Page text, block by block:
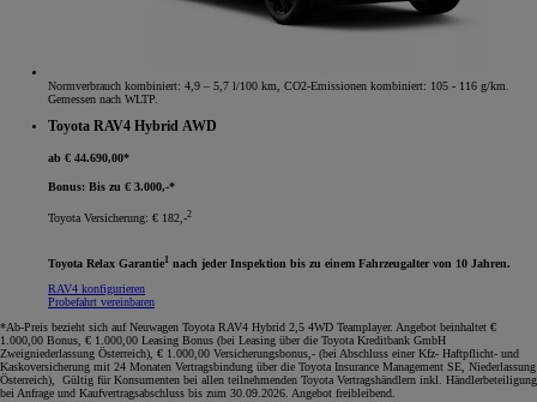
Normverbrauch kombiniert: 4,9 – 5,7 l/100 km, CO2-Emissionen kombiniert: 105 - 116 g/km.
Gemessen nach WLTP.
Toyota RAV4 Hybrid AWD
ab € 44.690,00*
Bonus: Bis zu € 3.000,-*
Toyota Versicherung: € 182,-2
Toyota Relax Garantie
nach jeder Inspektion bis zu einem Fahrzeugalter von 10 Jahren.
RAV4 konfigurieren
Probefahrt vereinbaren
*Ab-Preis bezieht sich auf Neuwagen Toyota RAV4 Hybrid 2,5 4WD Teamplayer. Angebot beinhaltet €
1.000,00 Bonus, € 1.000,00 Leasing Bonus (bei Leasing über die Toyota Kreditbank GmbH
Zweigniederlassung Österreich), € 1.000,00 Versicherungsbonus,- (bei Abschluss einer Kfz- Haftpflicht- und
Kaskoversicherung mit 24 Monaten Vertragsbindung über die Toyota Insurance Management SE, Niederlassung
Österreich), Gültig für Konsumenten bei allen teilnehmenden Toyota Vertragshändlern inkl. Händlerbeteiligung
bei Anfrage und Kaufvertragsabschluss bis zum 30.09.2026. Angebot freibleibend.